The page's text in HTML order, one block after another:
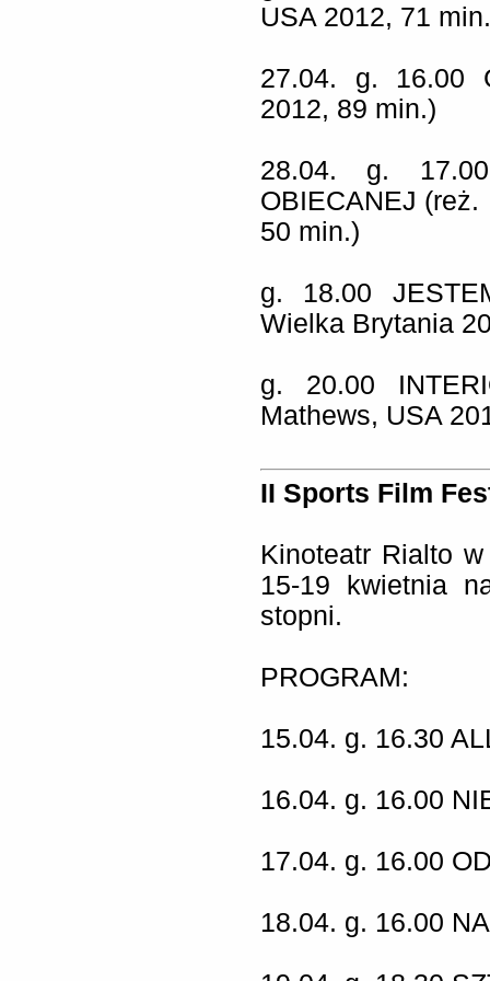
USA 2012, 71
27.04. g. 16.00
2012, 89 min.)
28.04. g.
OBIECANEJ (reż.
50 min.)
g. 18.00
Wielka Brytania
g. 20.00
Mathews, USA
II Sports Film
Kinoteatr Rialto
15-19 kwietnia
stopni.
PROGRAM:
15.04. g. 16.30
16.04. g. 16.00
17.04. g. 16.00
18.04. g. 16.00